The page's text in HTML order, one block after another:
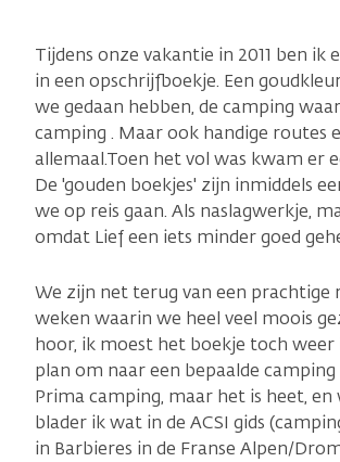
Tijdens onze vakantie in 2011 ben ik
in een opschrijfboekje. Een
we gedaan hebben, de camping
camping . Maar ook handige routes
allemaal.Toen het vol was kwam er
De 'gouden boekjes' zijn inmiddels
we op reis gaan. Als naslagwerkje,
omdat Lief een iets minder goed
We zijn net terug van een prachtige
weken waarin we heel veel moois
hoor, ik moest het boekje toch
plan om naar een bepaalde
Prima camping, maar het is heet,
blader ik wat in de ACSI gids
in Barbieres in de Franse Alpen/